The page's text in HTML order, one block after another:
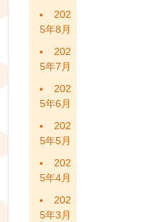
202
5年8月
202
5年7月
202
5年6月
202
5年5月
202
5年4月
202
5年3月